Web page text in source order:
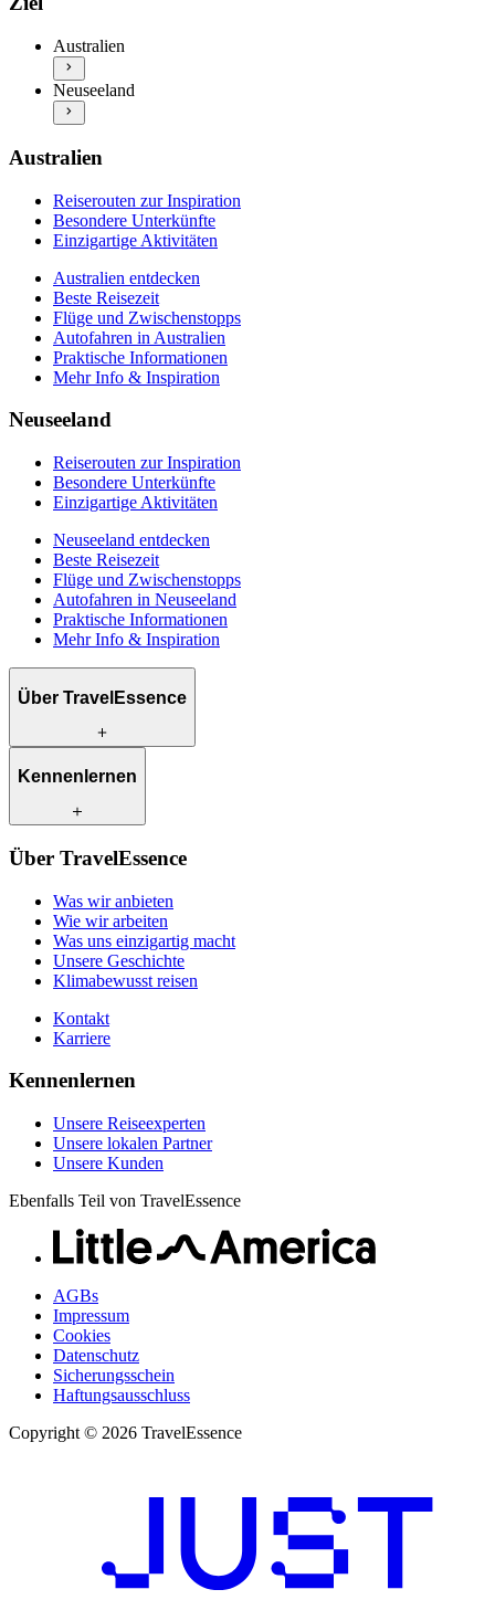
Flüge und Zwischenstopps
Autofahren in Australien
Praktische Informationen
Mehr Info & Inspiration
Einzigartige Aktivitäten
Neuseeland entdecken
Beste Reisezeit
Flüge und Zwischenstopps
Praktische Informationen
Australien
Neuseeland
Australien
Reiserouten zur Inspiration
Besondere Unterkünfte
Einzigartige Aktivitäten
Australien entdecken
Beste Reisezeit
Flüge und Zwischenstopps
Autofahren in Australien
Praktische Informationen
Mehr Info & Inspiration
Neuseeland
Reiserouten zur Inspiration
Besondere Unterkünfte
Einzigartige Aktivitäten
Neuseeland entdecken
Beste Reisezeit
Flüge und Zwischenstopps
Autofahren in Neuseeland
Praktische Informationen
Mehr Info & Inspiration
Über TravelEssence
Was wir anbieten
Was uns einzigartig macht
Klimabewusst reisen
Kontakt
Karriere
Kennenlernen
Unsere Reiseexperten
Unsere Kunden
Über TravelEssence
Was wir anbieten
Wie wir arbeiten
Was uns einzigartig macht
Unsere Geschichte
Klimabewusst reisen
Kontakt
Karriere
Kennenlernen
Unsere Reiseexperten
Unsere lokalen Partner
Unsere Kunden
Ebenfalls Teil von TravelEssence
AGBs
Impressum
Cookies
Datenschutz
Sicherungsschein
Haftungsausschluss
Copyright © 2026 TravelEssence